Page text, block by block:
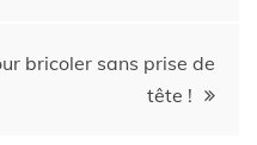
bricoler sans prise de
tête !